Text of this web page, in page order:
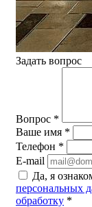
Задать вопрос
Вопрос *
Ваше имя *
Телефон *
E-mail
Да, я
персональных
обработку *